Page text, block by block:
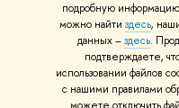
подробную
можно найти здесь,
данных –здесь.
подтверждаете,
использовании файлов
с нашими правилами
© НИУ ВШЭ 1993–2026
материалов Политика